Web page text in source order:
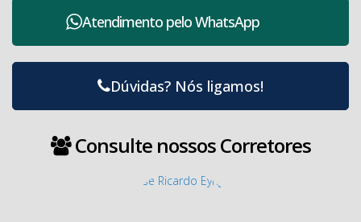
Atendimento peloWhatsApp
Dúvidas? Nós ligamos!
Consulte nossos Corretores